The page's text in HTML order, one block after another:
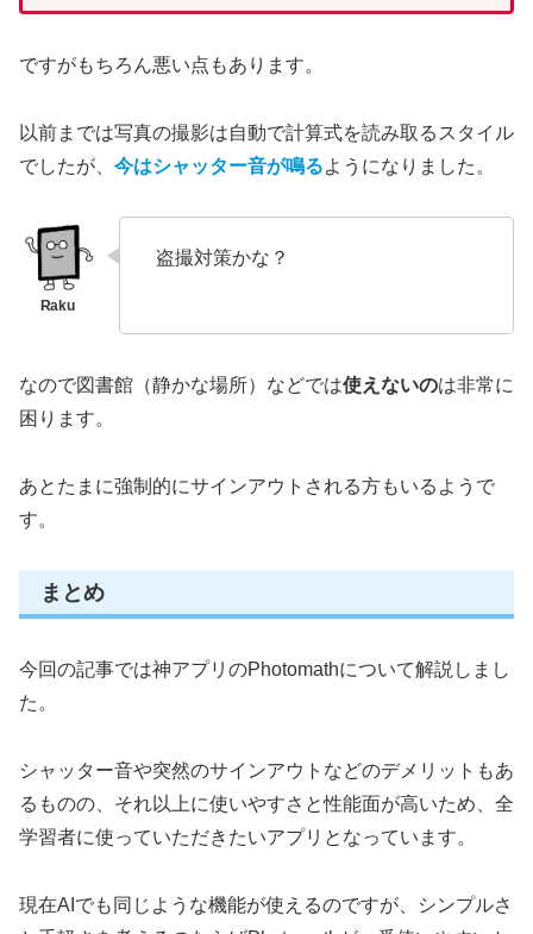
ですがもちろん悪い点もあります。
以前までは写真の撮影は自動で計算式を読み取るスタイル
でしたが、 今はシャッター音が鳴るようになりました。
盗撮対策かな？
なので図書館（静かな場所）などでは使えないのは非常に
困ります。
あとたまに強制的にサインアウトされる方もいるようで
す。
まとめ
今回の記事では神アプリのPhotomathについて解説しまし
た。
シャッター音や突然のサインアウトなどのデメリットもあ
るものの、それ以上に使いやすさと性能面が高いため、全
学習者に使っていただきたいアプリとなっています。
現在AIでも同じような機能が使えるのですが、シンプルさ